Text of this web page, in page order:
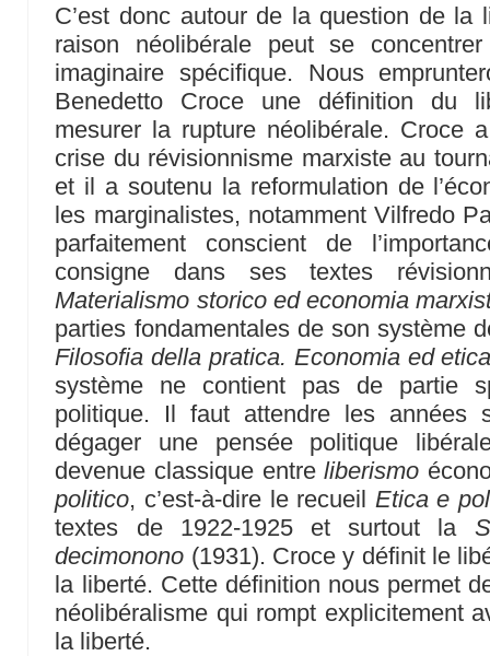
C’est donc autour de la question de la
raison néolibérale peut se
imaginaire spécifique. Nous
Benedetto Croce une définition du
mesurer la rupture néolibérale. Croce
crise du révisionnisme marxiste au
et il a soutenu la reformulation de
les marginalistes, notamment Vilfredo
parfaitement conscient de
consigne dans ses textes
Materialismo storico ed economia
parties fondamentales de son système
Filosofia della pratica. Economia ed
système ne contient pas de partie
politique. Il faut attendre les années
dégager une pensée politique
devenue classique entreliberismo
politico, c’est-à-dire le recueil Etica e
textes de 1922-1925 et surtout la
decimonono (1931). Croce y définit le
la liberté. Cette définition nous permet
néolibéralisme qui rompt explicitement
la liberté.